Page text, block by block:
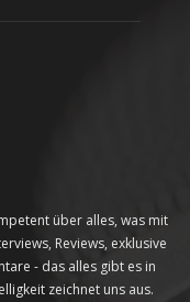
über alles, was mit
Reviews, exklusive
- das alles gibt es in
zeichnet uns aus.